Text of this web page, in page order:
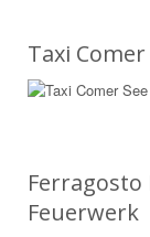
Taxi Comer
Ferragosto
Feuerwerk